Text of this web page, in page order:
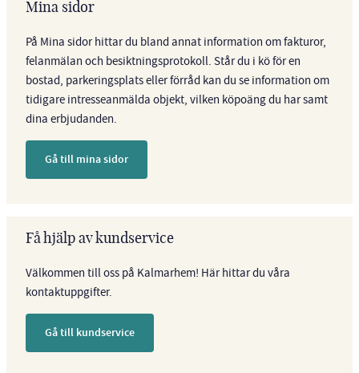
Mina sidor
På Mina sidor hittar du bland annat information om fakturor,
felanmälan och besiktningsprotokoll. Står du i kö för en
bostad, parkeringsplats eller förråd kan du se information om
tidigare intresseanmälda objekt, vilken köpoäng du har samt
dina erbjudanden.
Gå till mina sidor
Få hjälp av kundservice
Välkommen till oss på Kalmarhem! Här hittar du våra
kontaktuppgifter.
Gå till kundservice